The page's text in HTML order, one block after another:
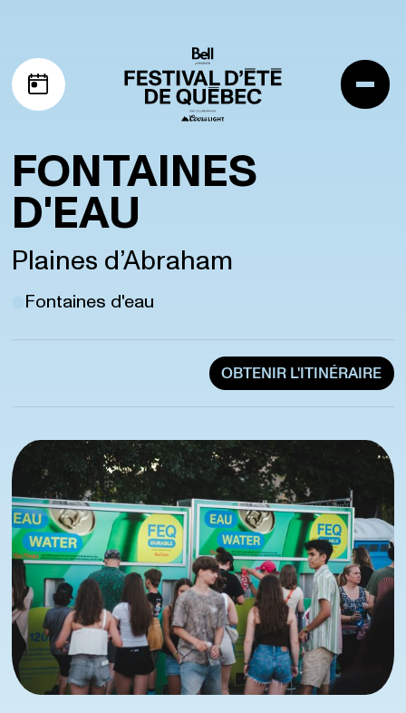
Mon horaire
FONTAINES
D'EAU
Plaines d’Abraham
Fontaines d'eau
OBTENIR L'ITINÉRAIRE